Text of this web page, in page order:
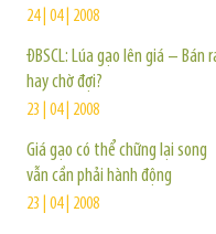
24 | 04 | 2008
ĐBSCL: Lúa gạo lên giá – Bán
hay chờ đợi?
23 | 04 | 2008
Giá gạo có thể chững lại song
vẫn cần phải hành động
23 | 04 | 2008